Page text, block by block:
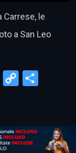
Carrese, le
a San Leo
X
Copy